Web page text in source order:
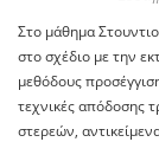
Στο μάθημα
στο σχέδιο με την
μεθόδους
τεχνικές απόδοσης
στερεών,